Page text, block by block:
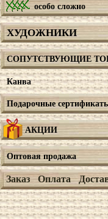
особо сложно
ХУДОЖНИКИ
СОПУТСТВУЮЩИЕ
Канва
Подарочные
АКЦИИ
Оптовая продажа
Заказ Оплата